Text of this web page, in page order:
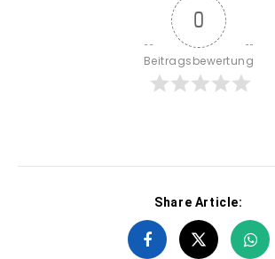
0
Beitragsbewertung
Share Article: